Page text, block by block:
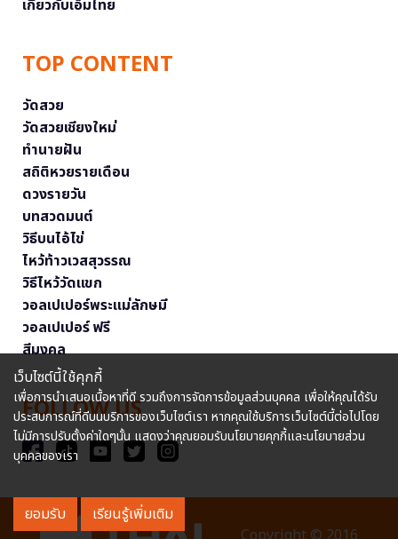
เกี่ยวกับเอ็มไทย
TOP CONTENT
วัดสวย
วัดสวยเชียงใหม่
ทำนายฝัน
สถิติหวยรายเดือน
ดวงรายวัน
บทสวดมนต์
วิธีบนไอ้ไข่
ไหว้ท้าวเวสสุวรรณ
วิธีไหว้วัดแขก
วอลเปเปอร์พระแม่ลักษมี
วอลเปเปอร์ ฟรี
สีมงคล
FOLLOW US
เว็บไซต์นี้ใช้คุกกี้
เพื่อการนำเสนอเนื้อหาที่ดี รวมถึงการจัดการข้อมูลส่วนบุคคล เพื่อให้คุณได้รับ
ประสบการณ์ที่ดีบนบริการของเว็บไซต์เรา หากคุณใช้บริการเว็บไซต์นี้ต่อไปโดย
ไม่มีการปรับตั้งค่าใดๆนั้น แสดงว่าคุณยอมรับนโยบายคุกกี้และนโยบายส่วน
บุคคลของเรา
ยอมรับ เรียนรู้เพิ่มเติม